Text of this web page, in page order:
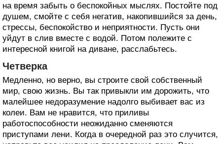
на время забыть о беспокойных мыслях. Постойте под
душем, смойте с себя негатив, накопившийся за день,
стрессы, беспокойство и неприятности. Пусть они
уйдут в слив вместе с водой. Потом полежите с
интересной книгой на диване, расслабьтесь.
Четверка
Медленно, но верно, вы строите свой собственный
мир, свою жизнь. Вы так привыкли им дорожить, что
малейшее недоразумение надолго выбивает вас из
колеи. Вам не нравится, что приливы
работоспособности неожиданно сменяются
приступами лени. Когда в очередной раз это случится,